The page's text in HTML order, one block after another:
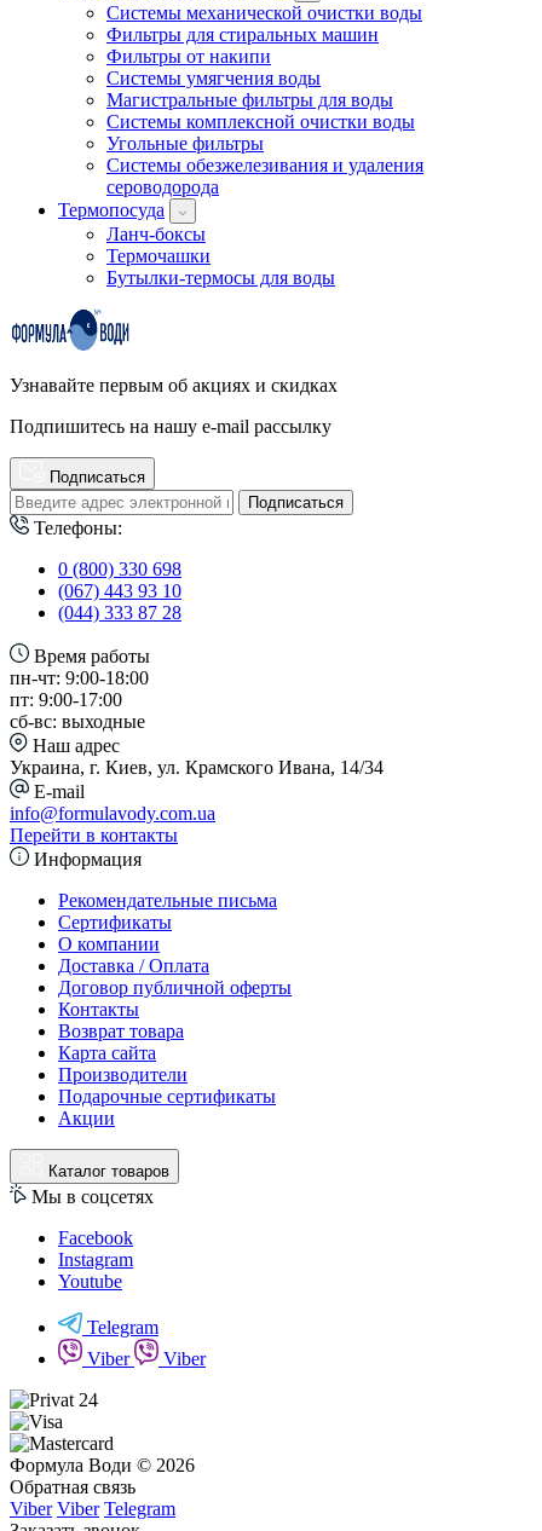
Системы механической очистки воды
Фильтры для стиральных машин
Фильтры от накипи
Системы умягчения воды
Магистральные фильтры для воды
Системы комплексной очистки воды
Угольные фильтры
Системы обезжелезивания и удаления
сероводорода
Термопосуда
Ланч-боксы
Термочашки
Бутылки-термосы для воды
Узнавайте первым об акциях и скидках
Подпишитесь на нашу e-mail рассылку
Подписаться
Подписаться
Телефоны:
0 (800) 330 698
(067) 443 93 10
(044) 333 87 28
Время работы
пн-чт: 9:00-18:00
пт: 9:00-17:00
сб-вс: выходные
Наш адрес
Украина, г. Киев, ул. Крамского Ивана, 14/34
E-mail
info@formulavody.com.ua
Перейти в контакты
Информация
Рекомендательные письма
Сертификаты
О компании
Доставка / Оплата
Договор публичной оферты
Контакты
Возврат товара
Карта сайта
Производители
Подарочные сертификаты
Акции
Каталог товаров
Мы в соцсетях
Facebook
Instagram
Youtube
Telegram
Viber
Viber
Формула Води © 2026
Обратная связь
Viber Viber Telegram